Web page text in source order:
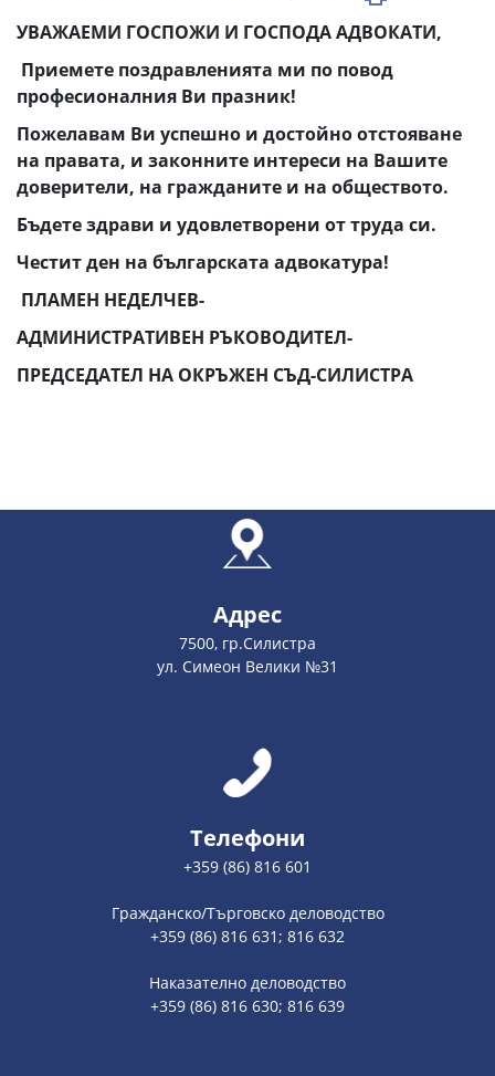
УВАЖАЕМИ ГОСПОЖИ И ГОСПОДА АДВОКАТИ,
Приемете поздравленията ми по повод
професионалния Ви празник!
Пожелавам Ви успешно и достойно отстояване
на правата, и законните интереси на Вашите
доверители, на гражданите и на обществото.
Бъдете здрави и удовлетворени от труда си.
Честит ден на българската адвокатура!
ПЛАМЕН НЕДЕЛЧЕВ-
АДМИНИСТРАТИВЕН РЪКОВОДИТЕЛ-
ПРЕДСЕДАТЕЛ НА ОКРЪЖЕН СЪД-СИЛИСТРА
Адрес
7500, гр.Силистра
ул. Симеон Велики №31
Телефони
+359 (86) 816 601
Гражданско/Търговско деловодство
+359 (86) 816 631; 816 632
Наказателно деловодство
+359 (86) 816 630; 816 639